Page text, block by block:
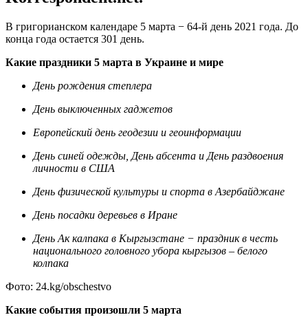
В григорианском календаре 5 марта − 64-й день 2021 года. До
конца года остается 301 день.
Какие праздники 5 марта в Украине и мире
День рождения степлера
День выключенных гаджетов
Европейский день геодезии и геоинформации
День синей одежды, День абсента и День раздвоения
личности в США
День физической культуры и спорта в Азербайджане
День посадки деревьев в Иране
День Ак калпака в Кыргызстане − праздник в честь
национального головного убора кыргызов – белого
колпака
Фото: 24.kg/obschestvo
Какие события произошли 5 марта